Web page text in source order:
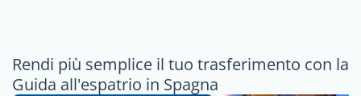
Rendi più semplice il tuo trasferimento con la
Guida all'espatrio in Spagna